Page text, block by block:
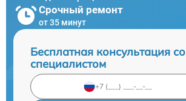
Срочный ремонт
от 35 минут
Бесплатная консультация со
специалистом